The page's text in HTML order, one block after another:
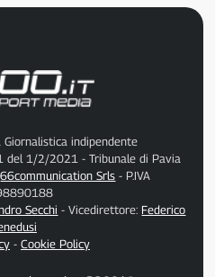
indipendente
del 1/2/2021 - Tribunale di Pavia
66communication Srls - P.IVA
Secchi - Vicedirettore: Federico
- Cookie Policy